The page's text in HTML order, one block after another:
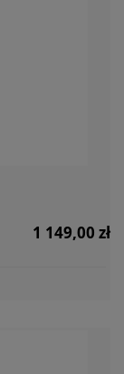
1 149,00 zł